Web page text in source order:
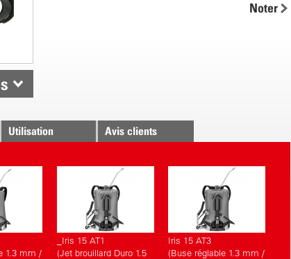
Noter
Utilisation Avis clients
1.3 mm /
_Iris 15 AT1
(Jet brouillard Duro 1.5
Iris 15 AT3
(Buse réglable 1.3 mm /